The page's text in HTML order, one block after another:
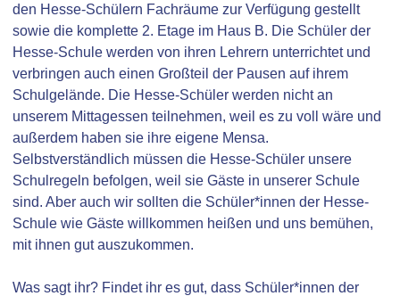
den Hesse-Schülern Fachräume zur Verfügung gestellt
sowie die komplette 2. Etage im Haus B. Die Schüler der
Hesse-Schule werden von ihren Lehrern unterrichtet und
verbringen auch einen Großteil der Pausen auf ihrem
Schulgelände. Die Hesse-Schüler werden nicht an
unserem Mittagessen teilnehmen, weil es zu voll wäre und
außerdem haben sie ihre eigene Mensa.
Selbstverständlich müssen die Hesse-Schüler unsere
Schulregeln befolgen, weil sie Gäste in unserer Schule
sind. Aber auch wir sollten die Schüler*innen der Hesse-
Schule wie Gäste willkommen heißen und uns bemühen,
mit ihnen gut auszukommen.
Was sagt ihr? Findet ihr es gut, dass Schüler*innen der